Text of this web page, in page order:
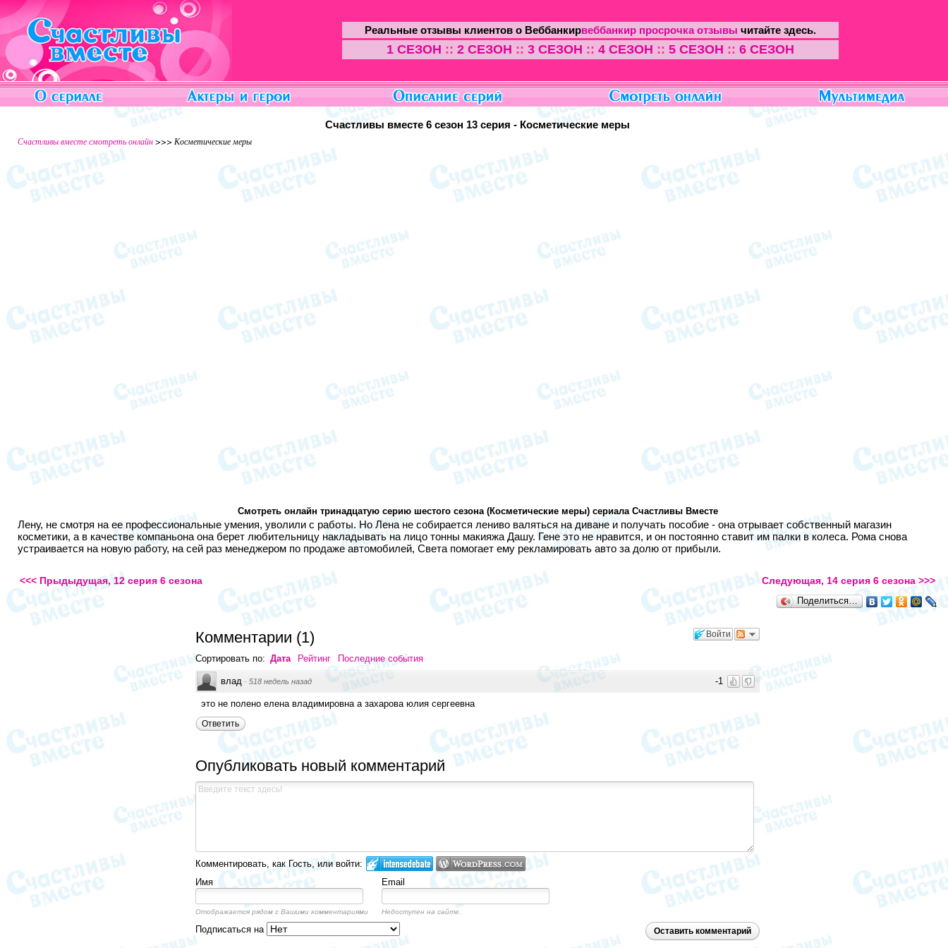
Реальные отзывы клиентов о Веббанкирвеббанкир просрочка отзывы читайте здесь.
1 СЕЗОН :: 2 СЕЗОН :: 3 СЕЗОН :: 4 СЕЗОН :: 5 СЕЗОН :: 6 СЕЗОН
Счастливы вместе 6 сезон 13 серия - Косметические меры
Счастливы вместе смотреть онлайн>>> Косметические меры
Смотреть онлайн тринадцатую серию шестого сезона (Косметические меры) сериала Счастливы Вместе
Лену, не смотря на ее профессиональные умения, уволили с работы. Но Лена не собирается лениво валяться на диване и получать пособие - она отрывает собственный магазин
косметики, а в качестве компаньона она берет любительницу накладывать на лицо тонны макияжа Дашу. Гене это не нравится, и он постоянно ставит им палки в колеса. Рома снова
устраивается на новую работу, на сей раз менеджером по продаже автомобилей, Света помогает ему рекламировать авто за долю от прибыли.
<<< Прыдыдущая, 12 серия 6 сезона Следующая, 14 серия 6 сезона >>>
Поделиться…
Войти
Комментарии (1)
Сортировать по: Дата Рейтинг Последние события
-1
влад · 518 недель назад
это не полено елена владимировна а захарова юлия сергеевна
Ответить
Опубликовать новый комментарий
Комментировать, как Гость, или войти:
Имя
Email
Отображается рядом с Вашими комментариями Недоступен на сайте.
Оставить комментарий
Подписаться на